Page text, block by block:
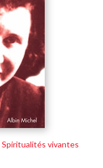
Spiritualités vivantes